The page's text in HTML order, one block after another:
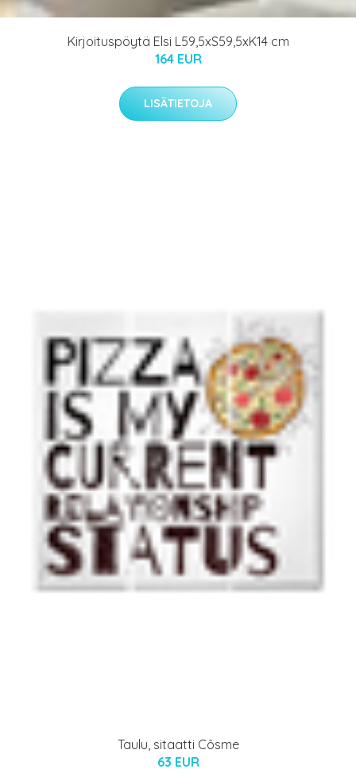
Kirjoituspöytä Elsi L59,5xS59,5xK14 cm
164 EUR
LISÄTIETOJA
Taulu, sitaatti Côsme
63 EUR